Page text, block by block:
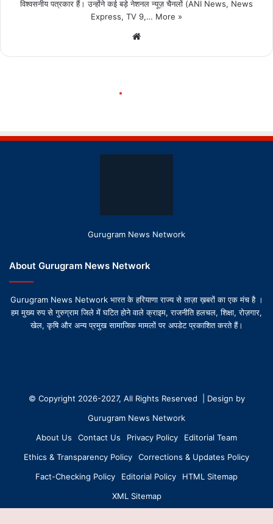
Gurugram News Network
About Gurugram News Network
Gurugram News Network भारत के हरियाणा राज्य से ताज़ा ख़बरों का एक मंच है ।
हम मुख्य रुप से गुरुग्राम जिले में घटित होने वाले क्राइम, राजनीति हलचल, शिक्षा, रोज़गार,
खेल, कृषि और अन्य प्रमुख सामाजिक मामलों पर अपडेट प्रकाशित करते हैं।
© Copyright 2026-2027, All Rights Reserved | Design by
Gurugram News Network
About Us
Contact Us Privacy Policy
Editorial Team
Ethics & Transparency Policy
Corrections & Updates Policy
Fact-Checking Policy
Editorial Policy
HTML Sitemap
XML Sitemap